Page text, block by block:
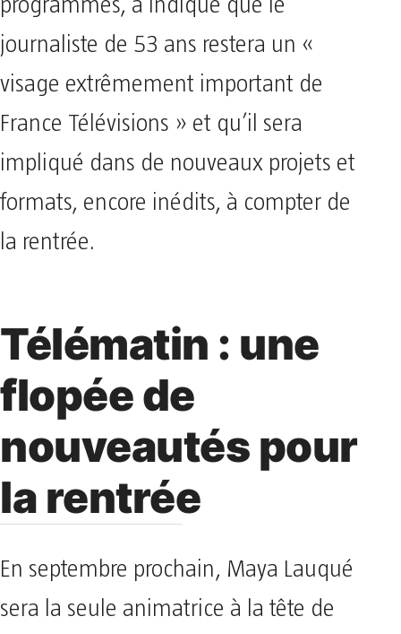
programmes, a indiqué que le
journaliste de 53 ans restera un «
visage extrêmement important de
France Télévisions » et qu’il sera
impliqué dans de nouveaux projets et
formats, encore inédits, à compter de
la rentrée.
Télématin : une
flopée de
nouveautés pour
la rentrée
En septembre prochain, Maya Lauqué
sera la seule animatrice à la tête de